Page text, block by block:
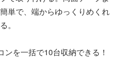
単で、端からゆっくりめくれ
。
を一括で10台収納できる！